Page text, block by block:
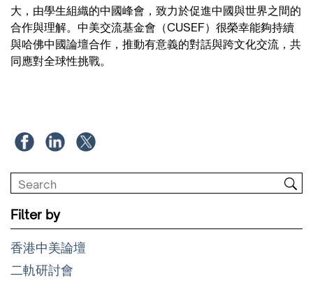
大，由學生組織的中國峰會，致力於促進中國與世界之間的
合作與理解。中美交流基金會（CUSEF）很榮幸能夠持續
與哈佛中國論壇合作，推動有意義的對話與跨文化交流，共
同應對全球性挑戰。
Filter by
香港中美論壇
二軌研討會